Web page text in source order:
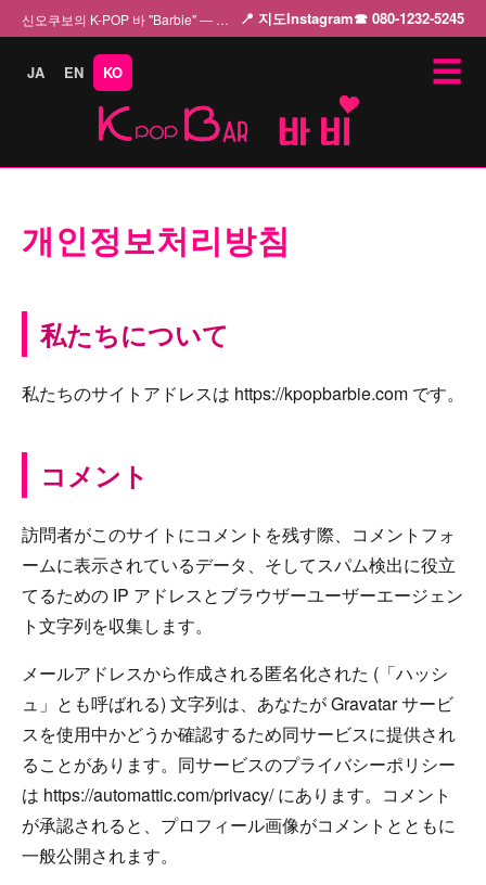
신오쿠보의 K-POP 바 "Barbie" — 아름다운 여성 캐스트와 함께 K-POP의 매력을… 📍 지도Instagram☎ 080-1232-5245
☰
JA EN KO
개인정보처리방침
私たちについて
私たちのサイトアドレスは https://kpopbarbie.com です。
コメント
訪問者がこのサイトにコメントを残す際、コメントフォ
ームに表示されているデータ、そしてスパム検出に役立
てるための IP アドレスとブラウザーユーザーエージェン
ト文字列を収集します。
メールアドレスから作成される匿名化された (「ハッシ
ュ」とも呼ばれる) 文字列は、あなたが Gravatar サービ
スを使用中かどうか確認するため同サービスに提供され
ることがあります。同サービスのプライバシーポリシー
は https://automattic.com/privacy/ にあります。コメント
が承認されると、プロフィール画像がコメントとともに
一般公開されます。